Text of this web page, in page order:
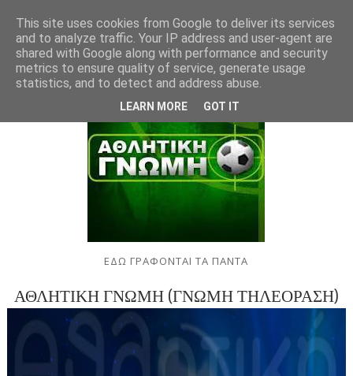
ΕΔΩ ΓΡΑΦΟΝΤΑΙ ΤΑ ΠΑΝΤΑ
ΑΘΛΗΤΙΚΗ ΓΝΩΜΗ (ΓΝΩΜΗ ΤΗΛΕΟΡΑΣΗ)
This site uses cookies from Google to deliver its services
and to analyze traffic. Your IP address and user-agent are
shared with Google along with performance and security
metrics to ensure quality of service, generate usage
statistics, and to detect and address abuse.
LEARN MORE GOT IT